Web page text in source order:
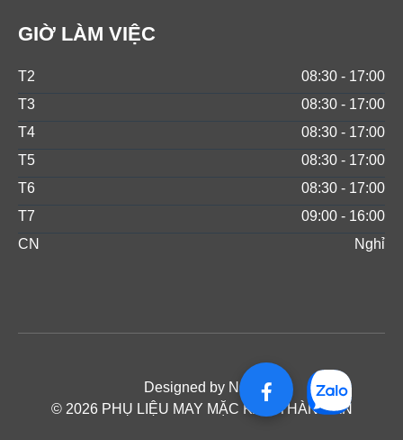
GIỜ LÀM VIỆC
T2
08:30 - 17:00
T3
08:30 - 17:00
T4
08:30 - 17:00
T5
08:30 - 17:00
T6
08:30 - 17:00
T7
09:00 - 16:00
CN
Nghỉ
© 2026 PHỤ LIỆU MAY MẶC KAM THÀNH AN
Designed by NOS